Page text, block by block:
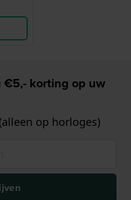
€5,- korting op uw
op horloges)